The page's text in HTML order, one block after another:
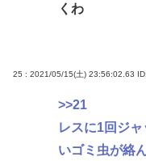
くわ
25 : 2021/05/15(土) 23:56:02.63
>>21
レスに1回ジ
いゴミ虫が絡